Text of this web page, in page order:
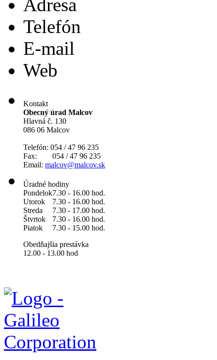
Adresa
Telefón
E-mail
Web
Kontakt
Obecný úrad Malcov
Hlavná č. 130
086 06 Malcov
Telefón: 054 / 47 96 235
Fax: 054 / 47 96 235
Email: malcov@malcov.sk
Úradné hodiny
Pondelok7.30 - 16.00 hod.
Utorok
7.30 - 16.00 hod.
Streda
7.30 - 17.00 hod.
Štvrtok
7.30 - 16.00 hod.
Piatok
7.30 - 15.00 hod.
Obedňajšia prestávka
12.00 - 13.00 hod